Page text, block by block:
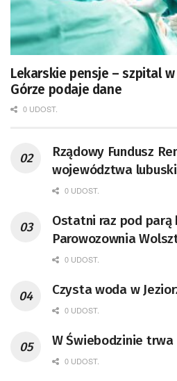
Lekarskie pensje – szpital
Górze podaje dane
0 UDOST.
Rządowy Fundusz
województwa
0 UDOST.
Ostatni raz pod parą
Parowozownia
remont unikatowego
0 UDOST.
Czysta woda w
0 UDOST.
W Świebodzinie
0 UDOST.